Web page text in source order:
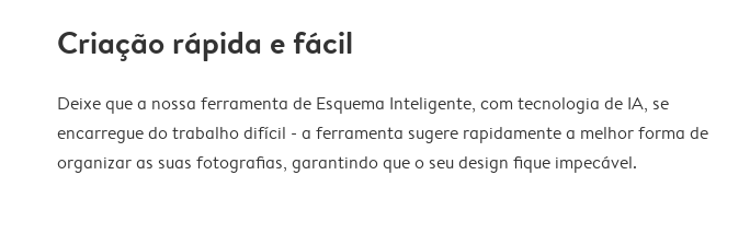
Criação rápida e fácil
Deixe que a nossa ferramenta de Esquema Inteligente, com tecnologia de IA, se
encarregue do trabalho difícil - a ferramenta sugere rapidamente a melhor forma de
organizar as suas fotografias, garantindo que o seu design fique impecável.